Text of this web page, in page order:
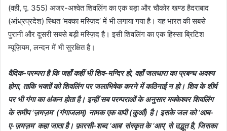
(वही, पृ. 355) अजर-अश्वेत शिवलिंग का एक बड़ा और चौकोर खण्ड हैदराबाद
(आंध्रप्रदेश) स्थित ‘मक्का मस्ज़िद’ में भी लगाया गया है। यह भारत की सबसे
पुरानी और दूसरी सबसे बड़ी मस्ज़िद है। इसी शिवलिंग का एक हिस्सा ब्रिटिश
म्यूज़ियम, लन्दन में भी सुरक्षित है।
वैदिक-परम्परा है कि जहाँ कहीं भी शिव-मन्दिर हो, वहाँ जलधारा का प्रबन्ध अवश्य
होगा, ताकि भक्तों को शिवलिंग पर जलाभिषेक करने में कठिनाई न हो। शिव के शीर्ष
पर भी गंगा का अंकन होता है। इन्हीं सब परम्पराओं के अनुसार मक्केश्वर शिवलिंग
के समीप ‘ज़मज़म’ (गंगाजलम्) नामक एक वापी (कुआँ) है। इसके जल को ‘आब-
ए-ज़मज़म’ कहा जाता है। फ़ारसी-शब्द ‘आब’ संस्कृत के ‘आप्’ से उद्भूत है, जिसका